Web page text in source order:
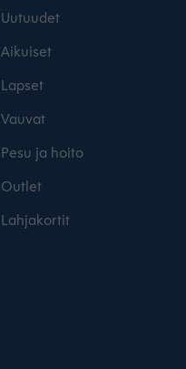
Uutuudet
Aikuiset
Lapset
Vauvat
Pesu ja hoito
Outlet
Lahjakortit